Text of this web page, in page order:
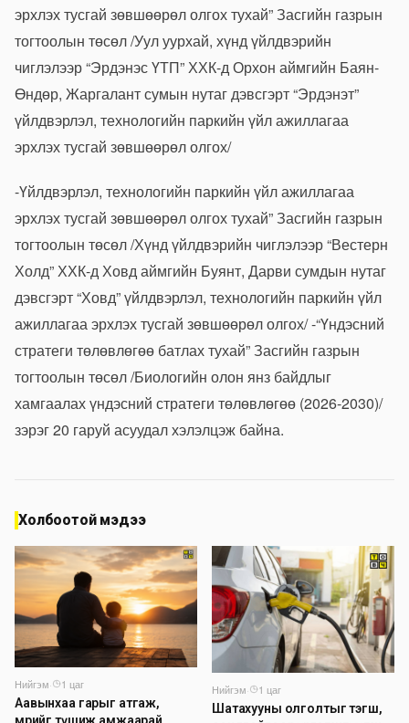
эрхлэх тусгай зөвшөөрөл олгох тухай” Засгийн газрын
тогтоолын төсөл /Уул уурхай, хүнд үйлдвэрийн
чиглэлээр “Эрдэнэс ҮТП” ХХК-д Орхон аймгийн Баян-
Өндөр, Жаргалант сумын нутаг дэвсгэрт “Эрдэнэт”
үйлдвэрлэл, технологийн паркийн үйл ажиллагаа
эрхлэх тусгай зөвшөөрөл олгох/
-Үйлдвэрлэл, технологийн паркийн үйл ажиллагаа
эрхлэх тусгай зөвшөөрөл олгох тухай” Засгийн газрын
тогтоолын төсөл /Хүнд үйлдвэрийн чиглэлээр “Вестерн
Холд” ХХК-д Ховд аймгийн Буянт, Дарви сумдын нутаг
дэвсгэрт “Ховд” үйлдвэрлэл, технологийн паркийн үйл
ажиллагаа эрхлэх тусгай зөвшөөрөл олгох/ -“Үндэсний
стратеги төлөвлөгөө батлах тухай” Засгийн газрын
тогтоолын төсөл /Биологийн олон янз байдлыг
хамгаалах үндэсний стратеги төлөвлөгөө (2026-2030)/
зэрэг 20 гаруй асуудал хэлэлцэж байна.
Холбоотой мэдээ
Нийгэм·
1 цаг
Аавынхаа гарыг атгаж,
Нийгэм·
1 цаг
Шатахууны олголтыг тэгш,